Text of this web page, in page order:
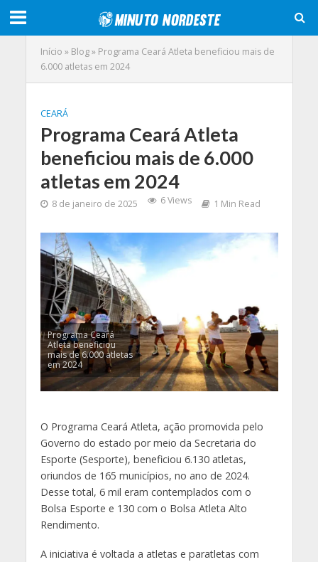
Início » Blog» Programa Ceará Atleta beneficiou mais de
6.000 atletas em 2024
CEARÁ
Programa Ceará Atleta
beneficiou mais de 6.000
atletas em 2024
8 de janeiro de 2025 6 Views 1 Min Read
Programa Ceará
Atleta beneficiou
mais de 6.000 atletas
em 2024
O Programa Ceará Atleta, ação promovida pelo
Governo do estado por meio da Secretaria do
Esporte (Sesporte), beneficiou 6.130 atletas,
oriundos de 165 municípios, no ano de 2024.
Desse total, 6 mil eram contemplados com o
Bolsa Esporte e 130 com o Bolsa Atleta Alto
Rendimento.
A iniciativa é voltada a atletas e paratletas com